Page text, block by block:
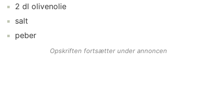
2 dl olivenolie
salt
peber
Opskriften fortsætter under annoncen